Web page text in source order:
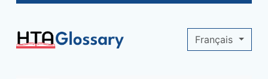
Site identity, navigation, etc.
Français